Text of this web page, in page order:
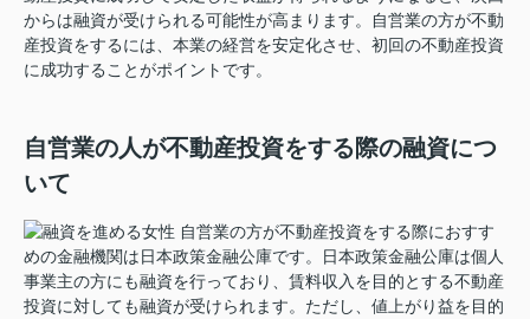
からは融資が受けられる可能性が高まります。自営業の方が不動
産投資をするには、本業の経営を安定化させ、初回の不動産投資
に成功することがポイントです。
自営業の人が不動産投資をする際の融資につ
いて
自営業の方が不動産投資をする際におすす
めの金融機関は日本政策金融公庫です。日本政策金融公庫は個人
事業主の方にも融資を行っており、賃料収入を目的とする不動産
投資に対しても融資が受けられます。ただし、値上がり益を目的